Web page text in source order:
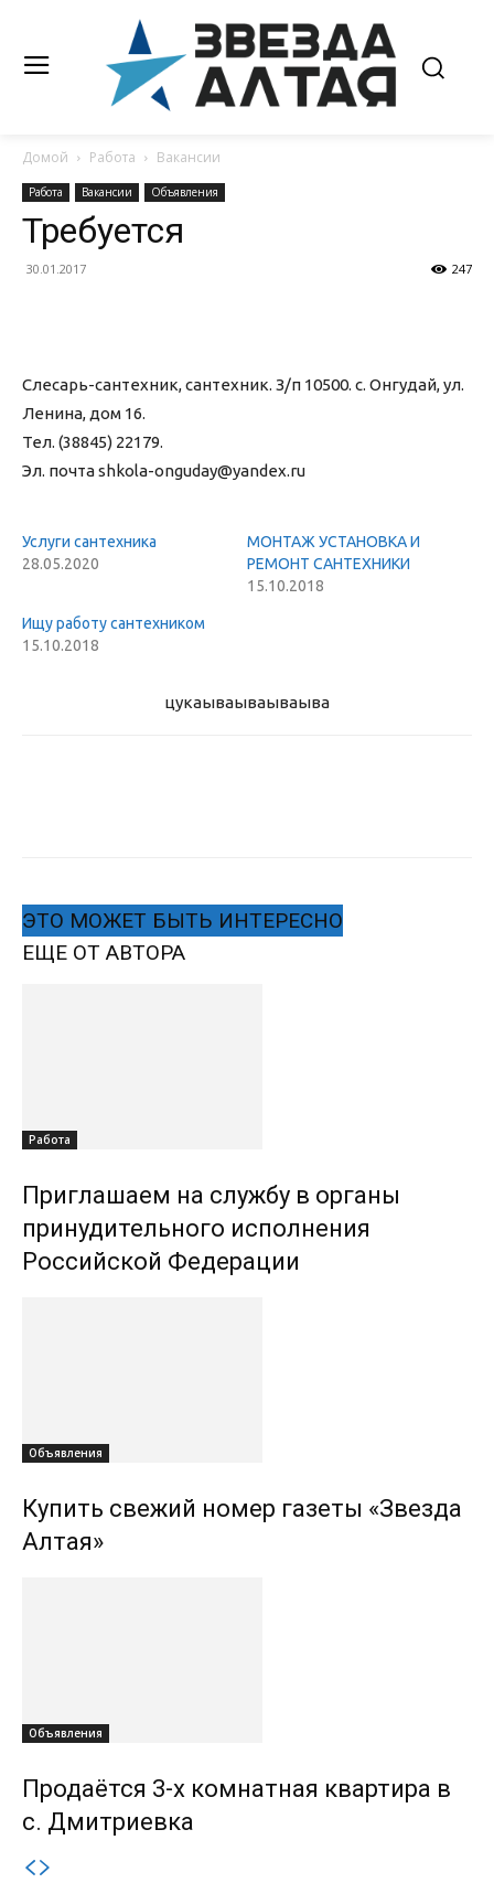
Домой Работа Вакансии
Работа Вакансии Объявления
Требуется
30.01.2017 247
Слесарь-сантехник, сантехник. З/п 10500. с. Онгудай, ул.
Ленина, дом 16.
Тел. (38845) 22179.
Эл. почта shkola-onguday@yandex.ru
Услуги сантехника
28.05.2020
МОНТАЖ УСТАНОВКА И
РЕМОНТ САНТЕХНИКИ
15.10.2018
Ищу работу сантехником
15.10.2018
цукаываываываыва
ЭТО МОЖЕТ БЫТЬ ИНТЕРЕСНО
ЕЩЕ ОТ АВТОРА
Работа
Приглашаем на службу в органы
принудительного исполнения
Российской Федерации
Объявления
Купить свежий номер газеты «Звезда
Алтая»
Объявления
Продаётся 3-х комнатная квартира в
с. Дмитриевка